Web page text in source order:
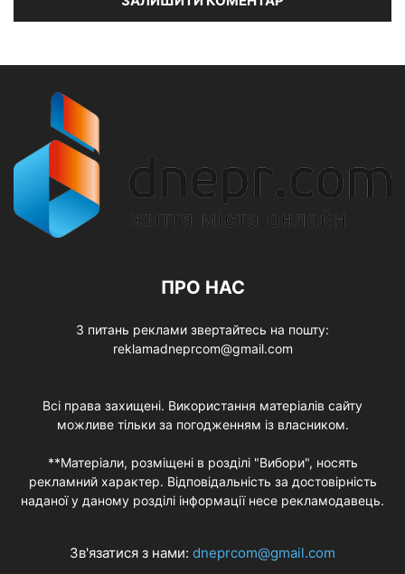
ПРО НАС
З питань реклами звертайтесь на пошту:
reklamadneprcom@gmail.com
Всі права захищені. Використання матеріалів сайту
можливе тільки за погодженням із власником.
**Матеріали, розміщені в розділі "Вибори", носять
рекламний характер. Відповідальність за достовірність
наданої у даному розділі інформації несе рекламодавець.
Зв'язатися з нами: dneprcom@gmail.com